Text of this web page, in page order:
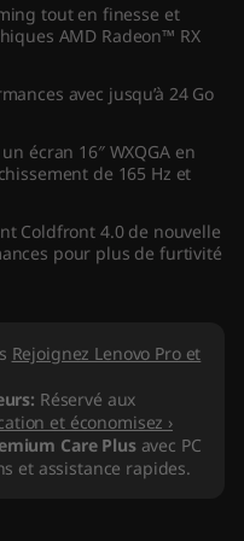
tout en finesse et
AMD Radeon™ RX
avec jusqu’à 24 Go
écran 16″ WXQGA en
de 165 Hz et
Coldfront 4.0 de nouvelle
pour plus de furtivité
Rejoignez Lenovo Pro et
Réservé aux
et économisez ›
Care Plusavec PC
et assistance rapides.